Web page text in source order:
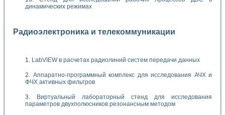
динамических режимах
Радиоэлектроника и телекоммуникации
LabVIEW в расчетах радиолиний систем передачи данных
Аппаратно-программный комплекс для исследования АЧХ и
ФЧХ активных фильтров
Виртуальный лабораторный стенд для исследования
параметров двухполюсников резонансным методом